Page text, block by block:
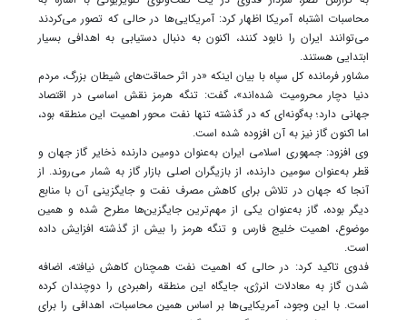
محاسبات اشتباه آمریکا اظهار کرد: آمریکایی‌ها در حالی که تصور می‌کردند
می‌توانند ایران را نابود کنند، اکنون به دنبال دستیابی به اهدافی بسیار
ابتدایی هستند.
مشاور فرمانده کل سپاه با بیان اینکه «در اثر حماقت‌های شیطان بزرگ، مردم
دنیا دچار محرومیت شده‌اند»، گفت: تنگه هرمز نقش اساسی در اقتصاد
جهانی دارد؛ به‌گونه‌ای که در گذشته تنها نفت محور اهمیت این منطقه بود،
اما اکنون گاز نیز به آن افزوده شده است.
وی افزود: جمهوری اسلامی ایران به‌عنوان دومین دارنده ذخایر گاز جهان و
قطر به‌عنوان سومین دارنده، از بازیگران اصلی بازار گاز به شمار می‌روند. از
آنجا که جهان در تلاش برای کاهش مصرف نفت و جایگزینی آن با منابع
دیگر بوده، گاز به‌عنوان یکی از مهم‌ترین جایگزین‌ها مطرح شده و همین
موضوع، اهمیت خلیج فارس و تنگه هرمز را بیش از گذشته افزایش داده
است.
فدوی تاکید کرد: در حالی که اهمیت نفت همچنان کاهش نیافته، اضافه
شدن گاز به معادلات انرژی، جایگاه این منطقه راهبردی را دوچندان کرده
است. با این وجود، آمریکایی‌ها بر اساس همین محاسبات، اهدافی را برای